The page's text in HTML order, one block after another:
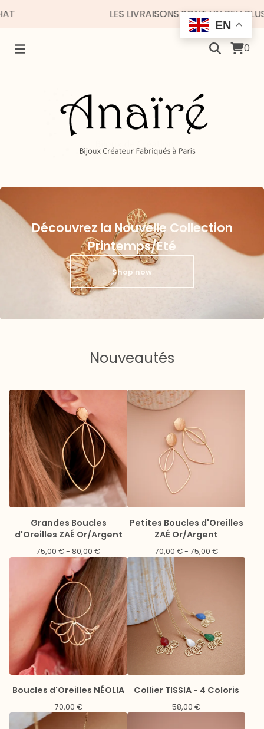
LES LIVRAISONS SONT UN PEU PLUS
0
Découvrez la Nouvelle Collection
Printemps/Eté
Shop now
Nouveautés
Grandes Boucles
d'Oreilles ZAÉ Or/Argent
75,00 €- 80,00 €
Petites Boucles d'Oreilles
ZAÉ Or/Argent
70,00 €- 75,00 €
Boucles d'Oreilles NÉOLIA
70,00 €
Collier TISSIA - 4 Coloris
58,00 €
EN